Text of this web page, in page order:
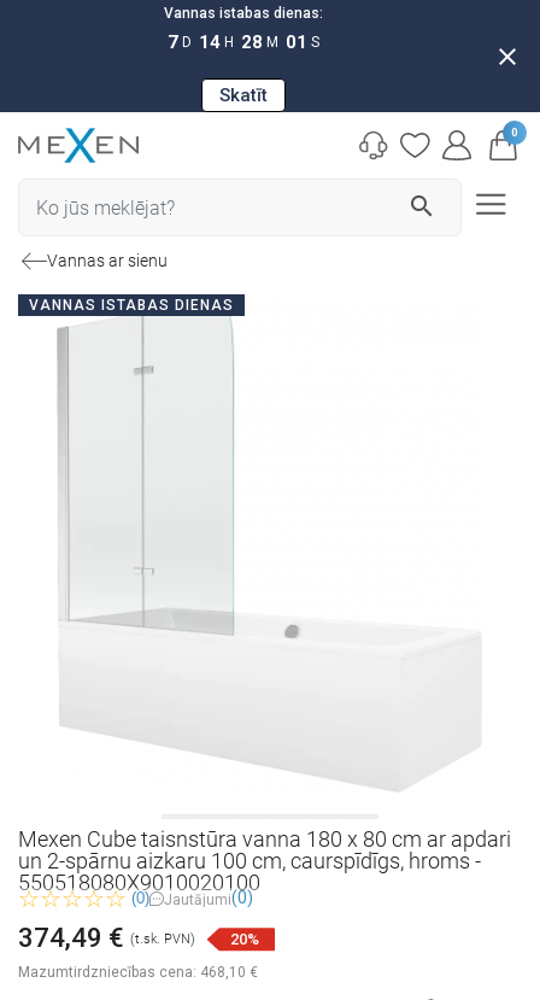
Vannas istabas dienas:
7 D 14 H 28 M 00 S
Skatīt
close
search
0
Vannas ar sienu
VANNAS ISTABAS DIENAS
Mexen Cube taisnstūra vanna 180 x 80 cm ar apdari
un 2-spārnu aizkaru 100 cm, caurspīdīgs, hroms -
550518080X9010020100
(0) Jautājumi(0)
Mazumtirdzniecības cena: 468,10 €
374,49 € (t.sk. PVN) 20%